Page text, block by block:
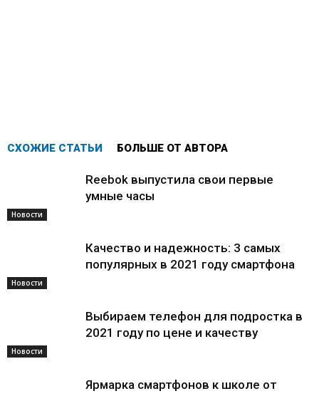
СХОЖИЕ СТАТЬИ БОЛЬШЕ ОТ АВТОРА
Новости
Reebok выпустила свои первые
умные часы
Новости
Качество и надежность: 3 самых
популярных в 2021 году смартфона
Новости
Выбираем телефон для подростка в
2021 году по цене и качеству
Ярмарка смартфонов к школе от